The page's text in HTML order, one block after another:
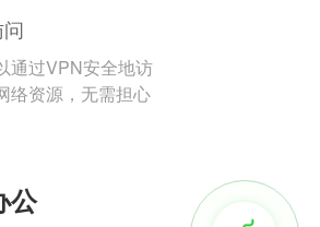
通过VPN安全地访
络资源，无需担心
公